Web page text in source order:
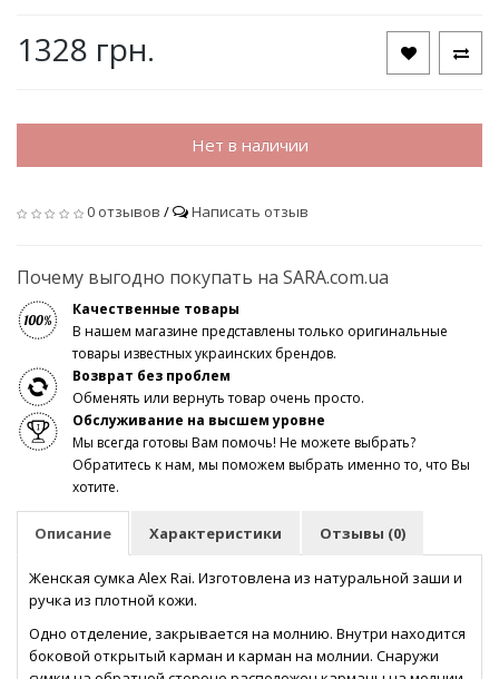
1328 грн.
Нет в наличии
0 отзывов / Написать отзыв
Почему выгодно покупать на SARA.com.ua
Качественные товары
В нашем магазине представлены только оригинальные
товары известных украинских брендов.
Возврат без проблем
Обменять или вернуть товар очень просто.
Обслуживание на высшем уровне
Мы всегда готовы Вам помочь! Не можете выбрать?
Обратитесь к нам, мы поможем выбрать именно то, что Вы
хотите.
Описание Характеристики Отзывы (0)
Женская сумка Alex Rai. Изготовлена из натуральной заши и
ручка из плотной кожи.
Одно отделение, закрывается на молнию. Внутри находится
боковой открытый карман и карман на молнии. Снаружи